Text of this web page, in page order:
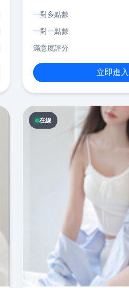
一對多點數
一對一點數
滿意度評分
立即進入
在線